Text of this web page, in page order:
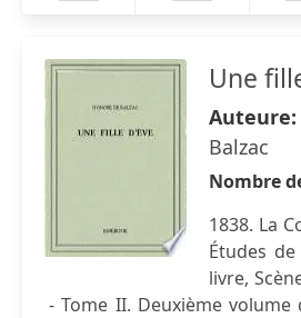
Une
Auteure:
Balzac
Nombre
1838. La
Études
livre,
- Tome II. Deuxième